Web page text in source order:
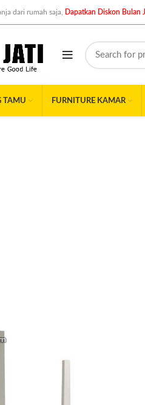
dari rumah saja, Dapatkan Diskon Bulan
TAMU FURNITURE KAMAR